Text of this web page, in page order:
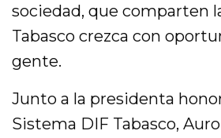
sociedad, que comparten
Tabasco crezca con
gente.
Junto a la presidenta
Sistema DIF Tabasco,